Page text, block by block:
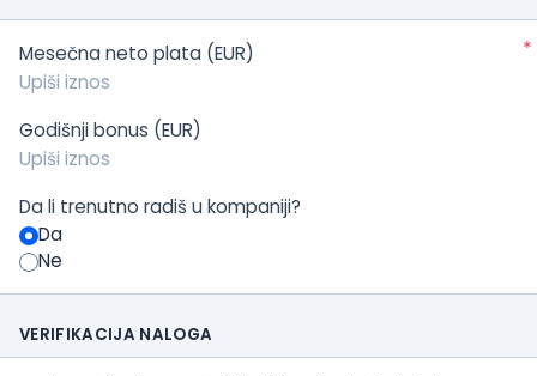
Mesečna neto plata (EUR) *
Godišnji bonus (EUR)
Da li trenutno radiš u kompaniji?
Da
Ne
VERIFIKACIJA NALOGA